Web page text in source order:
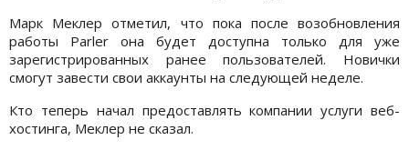
Марк Меклер отметил, что пока после возобновления
работы Parler она будет доступна только для уже
зарегистрированных ранее пользователей. Новички
смогут завести свои аккаунты на следующей неделе.
Кто теперь начал предоставлять компании услуги веб-
хостинга, Меклер не сказал.